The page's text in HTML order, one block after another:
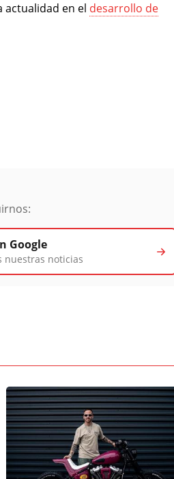
actualidad en el desarrollo de
Google
nuestras noticias